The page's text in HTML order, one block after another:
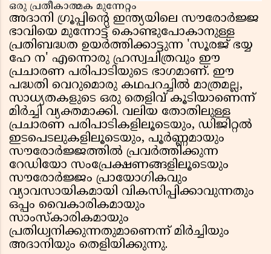
ഒരു പ്രതീകാത്മക മുന്നേറ്റം
അദാനി ഗ്രൂപ്പിൻ്റെ ഇന്ത്യയിലെ സൗരോർജ്ജ
ഭാവിയെ മുന്നോട്ട് കൊണ്ടുപോകാനുള്ള
പ്രതിബദ്ധത ഉയർത്തിക്കാട്ടുന്ന 'സൂരജ് ഭയ്യ
ഹേ ന' എന്നൊരു ഹ്രസ്വചിത്രവും ഈ
പ്രചാരണ പരിപാടിയുടെ ഭാഗമാണ്. ഈ
പദ്ധതി വെറുമൊരു കഥപറച്ചിൽ മാത്രമല്ല,
സാധ്യതകളുടെ ഒരു തെളിവ് കൂടിയാണെന്ന്
മിർച്ചി വ്യക്തമാക്കി. വലിയ തോതിലുള്ള
പ്രചാരണ പരിപാടികളിലൂടെയും, ഡിജിറ്റൽ
ഇടപെടലുകളിലൂടെയും, പൂർണ്ണമായും
സൗരോർജ്ജത്തിൽ പ്രവർത്തിക്കുന്ന
റേഡിയോ സംപ്രേക്ഷണങ്ങളിലൂടെയും
സൗരോർജ്ജം പ്രായോഗികവും
വ്യാവസായികമായി വികസിപ്പിക്കാവുന്നതും
ഒപ്പം വൈകാരികമായും
സാംസ്കാരികമായും
പ്രതിധ്വനിക്കുന്നതുമാണെന്ന് മിർച്ചിയും
അദാനിയും തെളിയിക്കുന്നു.